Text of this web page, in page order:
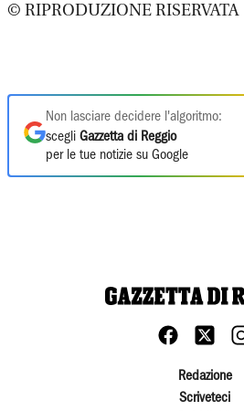
© RIPRODUZIONE RISERVATA
Non lasciare decidere l'algoritmo:
scegli Gazzetta di Reggio
per le tue notizie su Google
Redazione
Scriveteci